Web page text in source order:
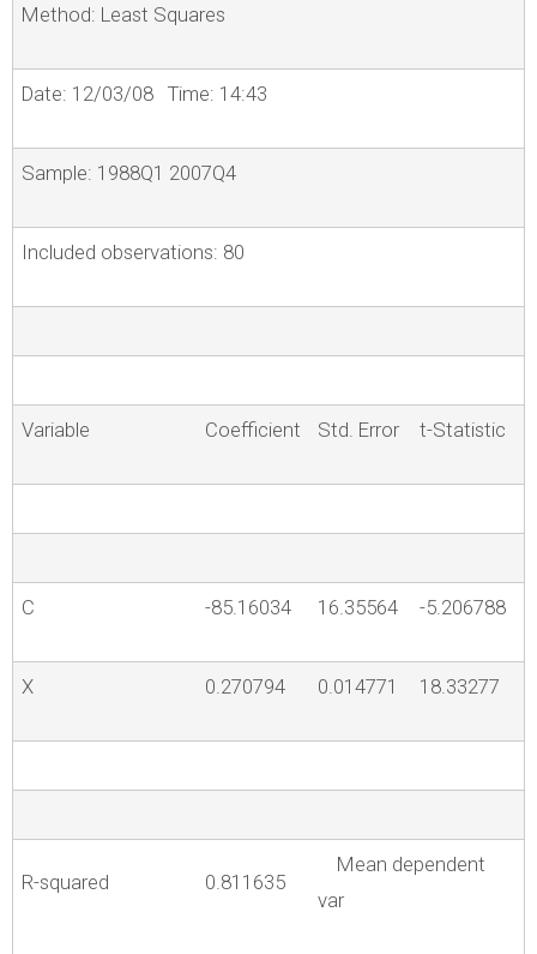
Method: Least Squares
Date: 12/03/08 Time: 14:43
Sample: 1988Q1 2007Q4
Included observations: 80
Variable Coefficient Std. Error t-Statistic
C -85.16034 16.35564 -5.206788
X 0.270794 0.014771 18.33277
R-squared 0.811635
Mean dependent
var